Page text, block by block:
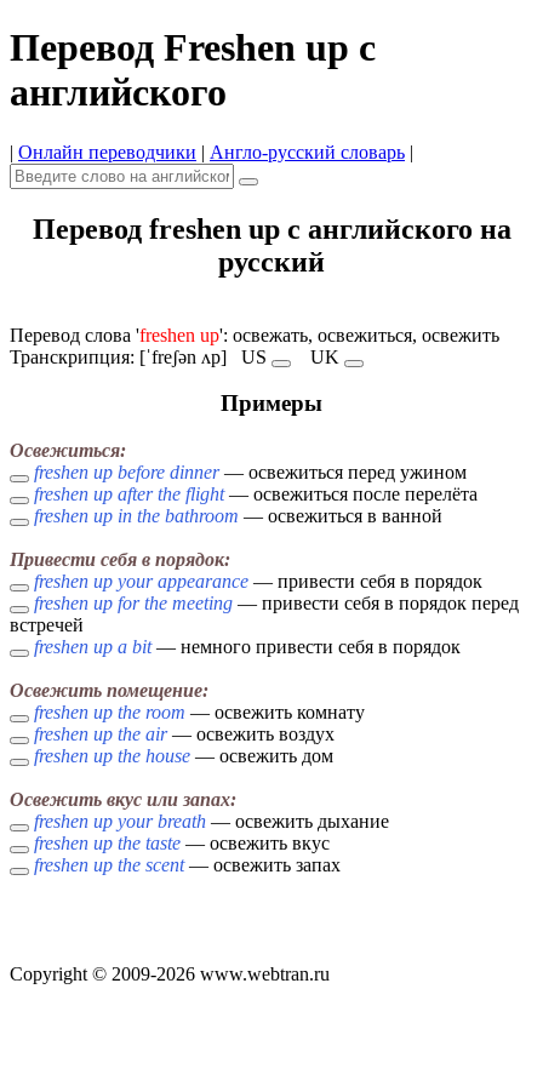
Перевод Freshen up с
английского
| Онлайн переводчики | Англо-русский словарь |
Перевод freshen up с английского на
русский
Перевод слова 'freshen up': освежать, освежиться, освежить
Транскрипция: [ˈfreʃən ʌp] US UK
Примеры
Освежиться:
freshen up before dinner— освежиться перед ужином
freshen up after the flight— освежиться после перелёта
freshen up in the bathroom — освежиться в ванной
Привести себя в порядок:
freshen up your appearance — привести себя в порядок
freshen up for the meeting — привести себя в порядок перед
встречей
freshen up a bit— немного привести себя в порядок
Освежить помещение:
freshen up the room — освежить комнату
freshen up the air— освежить воздух
freshen up the house — освежить дом
Освежить вкус или запах:
freshen up your breath — освежить дыхание
freshen up the taste — освежить вкус
freshen up the scent— освежить запах
Copyright © 2009-2026 www.webtran.ru